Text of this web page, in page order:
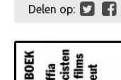
Delen op: